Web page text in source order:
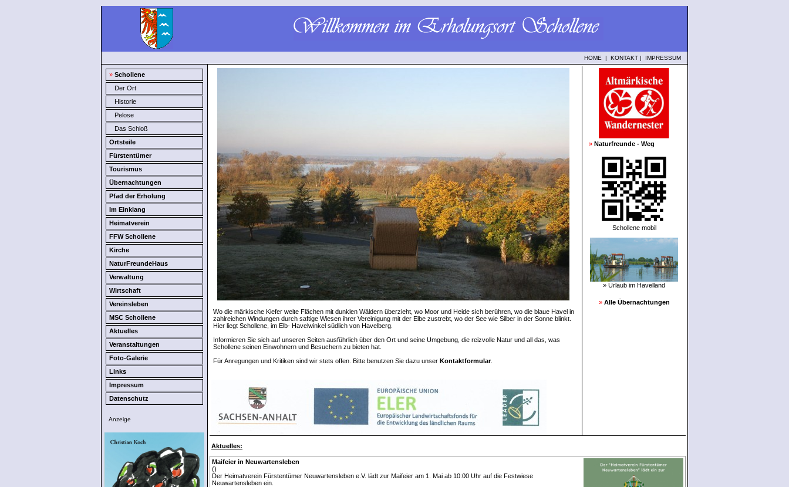
HOME | KONTAKT | IMPRESSUM
» Schollene
Der Ort
Historie
Pelose
Das Schloß
Ortsteile
Fürstentümer
Tourismus
Übernachtungen
Pfad der Erholung
Im Einklang
Heimatverein
FFW Schollene
Kirche
NaturFreundeHaus
Verwaltung
Wirtschaft
Vereinsleben
MSC Schollene
Aktuelles
Veranstaltungen
Foto-Galerie
Links
Impressum
Datenschutz
Anzeige
Wo die märkische Kiefer weite Flächen mit dunklen Wäldern überzieht, wo Moor und Heide sich berühren, wo die blaue Havel in
zahlreichen Windungen durch saftige Wiesen ihrer Vereinigung mit der Elbe zustrebt, wo der See wie Silber in der Sonne blinkt.
Hier liegt Schollene, im Elb- Havelwinkel südlich von Havelberg.
Informieren Sie sich auf unseren Seiten ausführlich über den Ort und seine Umgebung, die reizvolle Natur und all das, was
Schollene seinen Einwohnern und Besuchern zu bieten hat.
Für Anregungen und Kritiken sind wir stets offen. Bitte benutzen Sie dazu unser Kontaktformular.
» Naturfreunde - Weg
Schollene mobil
» Urlaub im Havelland
» Alle Übernachtungen
Aktuelles:
Maifeier in Neuwartensleben
()
Der Heimatverein Fürstentümer Neuwartensleben e.V. lädt zur Maifeier am 1. Mai ab 10:00 Uhr auf die Festwiese
Neuwartensleben ein.